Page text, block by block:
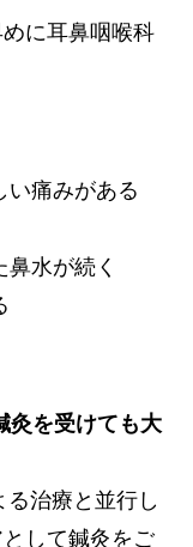
に耳鼻咽喉科
い痛みがある
水が続く
灸を受けても大
治療と並行し
して鍼灸をご